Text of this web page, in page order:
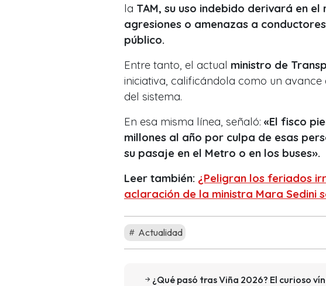
la TAM, su uso indebido derivará en
agresiones o amenazas a
público.
Entre tanto, el actual ministro de
iniciativa, calificándola como un
del sistema.
En esa misma línea, señaló: «El fisco
millones al año por culpa de esas
su pasaje en el Metro o en los buses».
Leer también: ¿Peligran los feriados
aclaración de la ministra Mara Sedini
Actualidad
¿Qué pasó tras Viña 2026? El curioso